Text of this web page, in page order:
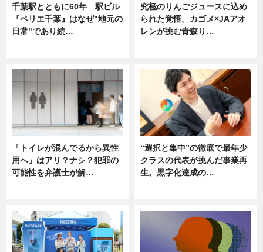
千葉駅とともに60年 駅ビル
『ペリエ千葉』はなぜ"地元の
日常"であり続…
究極のりんごジュースに込め
られた覚悟。カゴメ×JAアオ
レンが挑む青森り…
「トイレが混んでるから異性
用へ」はアリ？ナシ？犯罪の
可能性を弁護士が解…
“選択と集中”の徹底で最年少
クラスの代表が挑んだ事業再
生。黒字化達成の…